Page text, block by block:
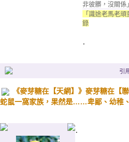
非彼髒，沒關係
「識途老馬老
錄
.
引
《麥芽糖在【天網】》麥芽糖在【
蛇鼠一窩家族，果然是……卑鄙、幼稚、
.